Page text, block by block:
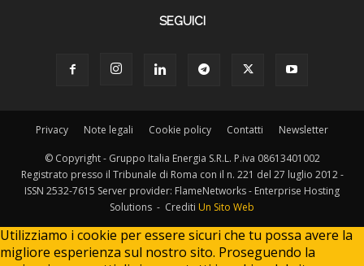
SEGUICI
Privacy Note legali Cookie policy Contatti Newsletter
© Copyright - Gruppo Italia Energia S.R.L. P.iva 08613401002
Registrato presso il Tribunale di Roma con il n. 221 del 27 luglio 2012 -
ISSN 2532-7615 Server provider: FlameNetworks - Enterprise Hosting
Solutions - Crediti Un Sito Web
Utilizziamo i cookie per essere sicuri che tu possa avere la
migliore esperienza sul nostro sito. Proseguendo la